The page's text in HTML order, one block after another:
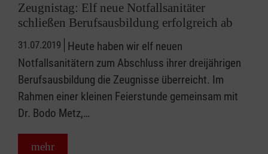
Zeugnistag: Elf neue Notfallsanitäter
schließen Berufsausbildung erfolgreich ab
31.07.2019
Heute haben wir elf neuen
Notfallsanitätern zum Abschluss ihrer dreijährigen
Berufsausbildung die Zeugnisse überreicht. Im
Rahmen einer kleinen Feierstunde gemeinsam mit
Dr. Bodo Metz,…
mehr